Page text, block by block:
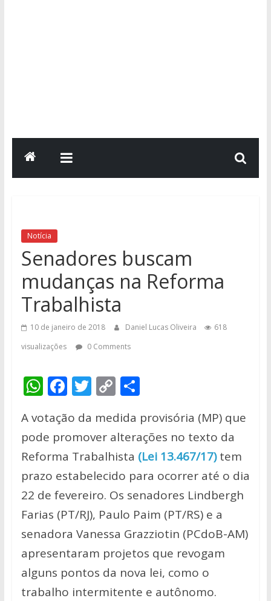
Notícia
Senadores buscam
mudanças na Reforma
Trabalhista
10 de janeiro de 2018 Daniel Lucas Oliveira
618
visualizações
0 Comments
W
at
s
A
p
p
F
e
b
o
o
k
T
itt
er
C
p
y
Li
n
k
S
ar
e
A votação da medida provisória (MP) que
pode promover alterações no texto da
Reforma Trabalhista (Lei 13.467/17)tem
prazo estabelecido para ocorrer até o dia
22 de fevereiro. Os senadores Lindbergh
Farias (PT/RJ), Paulo Paim (PT/RS) e a
senadora Vanessa Grazziotin (PCdoB-AM)
apresentaram projetos que revogam
alguns pontos da nova lei, como o
trabalho intermitente e autônomo.